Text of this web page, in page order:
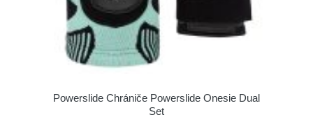
Powerslide Chrániče Powerslide Onesie Dual
Set